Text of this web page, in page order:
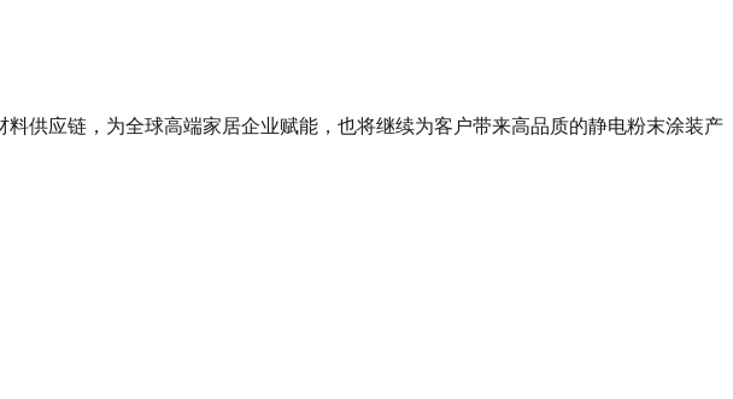
供应链，为全球高端家居企业赋能，也将继续为客户带来高品质的静电粉末涂装产